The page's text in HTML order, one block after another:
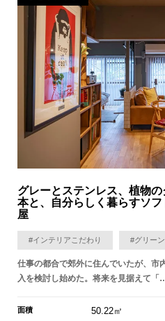
グレーとステンレス、植物
本と、自分らしく暮らすソ
屋
#インテリアこだわり #グリー
仕事の都合で郊外に住んでいたが、市
入を検討し始めた。将来を見据えて「
面積 50.22㎡